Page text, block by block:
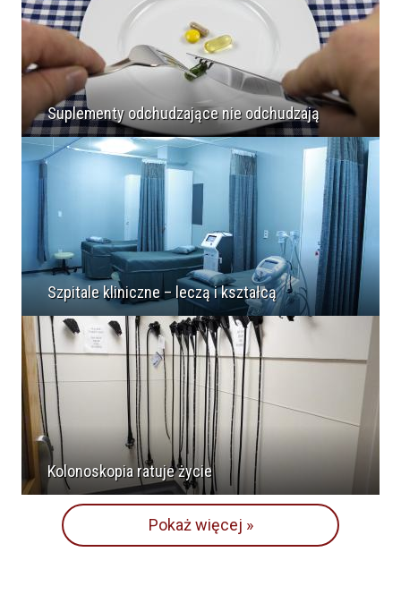
Suplementy odchudzające nie odchudzają
Szpitale kliniczne – leczą i kształcą
Kolonoskopia ratuje życie
Pokaż więcej »